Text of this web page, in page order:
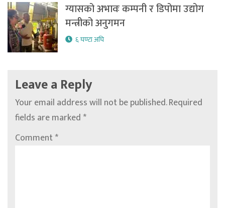
ग्यासको अभावः कम्पनी र डिपोमा उद्योग
मन्त्रीको अनुगमन
६ घण्टा अघि
Leave a Reply
Your email address will not be published.Required
fields are marked*
Comment*